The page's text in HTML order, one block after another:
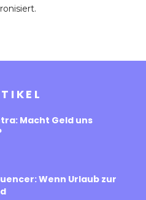
Macht Geld uns
Wenn Urlaub zur